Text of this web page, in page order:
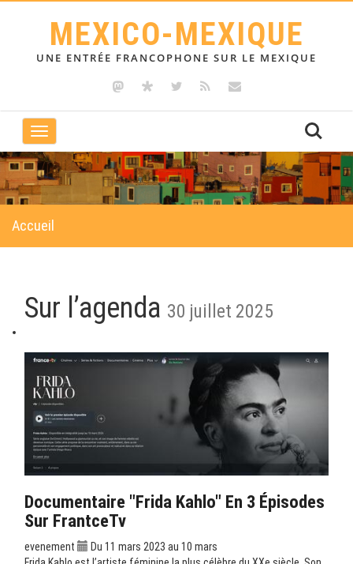
MEXICO-MEXIQUE
UNE ENTRÉE FRANCOPHONE SUR LE MEXIQUE
Toggle
navigation
Accueil
Sur l’agenda 30 juillet 2025
Documentaire "Frida Kahlo" En 3 Épisodes
Sur FrantceTv
evenement
Du 11 mars 2023 au 10 mars